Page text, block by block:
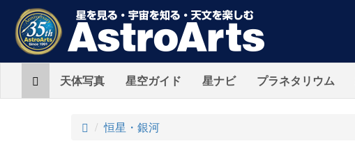
Home天体写真 星空ガイド 星ナビ プラネタリウム
ト 恒星・銀河